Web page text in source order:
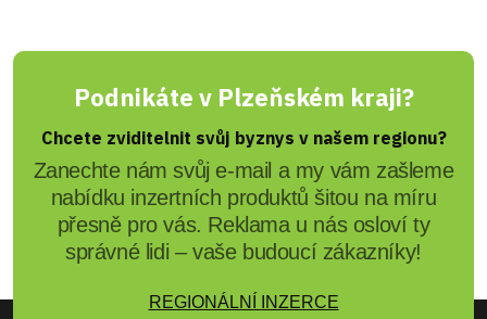
Podnikáte v Plzeňském kraji?
Chcete zviditelnit svůj byznys v našem regionu?
Zanechte nám svůj e-mail a my vám zašleme
nabídku inzertních produktů šitou na míru
přesně pro vás. Reklama u nás osloví ty
správné lidi – vaše budoucí zákazníky!
REGIONÁLNÍ INZERCE